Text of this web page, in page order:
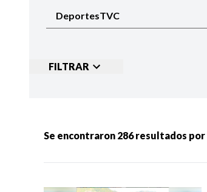
FILTRAR
Categorias: NOTICIAS
Se encontraron 286 resultados por